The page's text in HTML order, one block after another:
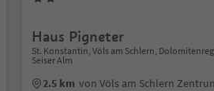
Haus Pigneter
St. Konstantin, Völs am Schlern,
Seiser Alm
2.5 km von Völs am Schlern